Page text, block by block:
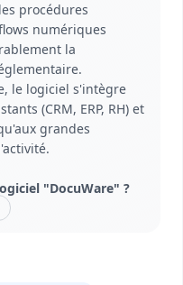
procédures
numériques
la
le logiciel s'intègre
(CRM, ERP, RH) et
grandes
"DocuWare" ?